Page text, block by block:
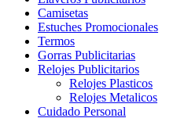
Camisetas
Estuches Promocionales
Termos
Gorras Publicitarias
Relojes Publicitarios
Relojes Plasticos
Relojes Metalicos
Cuidado Personal